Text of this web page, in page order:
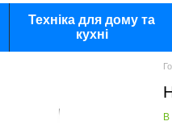
Техніка для дому та
кухні
В